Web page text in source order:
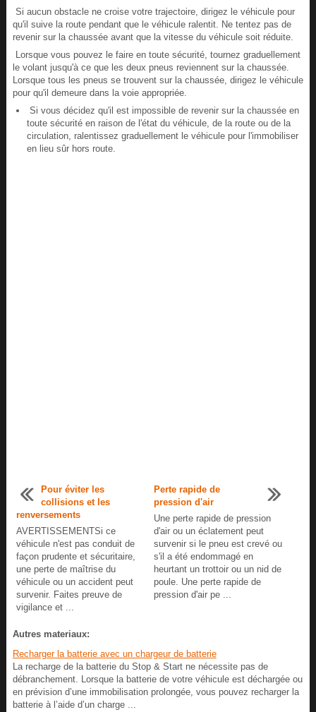
Si aucun obstacle ne croise votre trajectoire, dirigez le véhicule pour
qu'il suive la route pendant que le véhicule ralentit. Ne tentez pas de
revenir sur la chaussée avant que la vitesse du véhicule soit réduite.
Lorsque vous pouvez le faire en toute sécurité, tournez graduellement
le volant jusqu'à ce que les deux pneus reviennent sur la chaussée.
Lorsque tous les pneus se trouvent sur la chaussée, dirigez le véhicule
pour qu'il demeure dans la voie appropriée.
Si vous décidez qu'il est impossible de revenir sur la chaussée en
toute sécurité en raison de l'état du véhicule, de la route ou de la
circulation, ralentissez graduellement le véhicule pour l'immobiliser
en lieu sûr hors route.
Pour éviter les
collisions et les
renversements
AVERTISSEMENTSi ce
véhicule n'est pas conduit de
façon prudente et sécuritaire,
une perte de maîtrise du
véhicule ou un accident peut
survenir. Faites preuve de
vigilance et ...
Perte rapide de
pression d'air
Une perte rapide de pression
d'air ou un éclatement peut
survenir si le pneu est crevé ou
s'il a été endommagé en
heurtant un trottoir ou un nid de
poule. Une perte rapide de
pression d'air pe ...
Autres materiaux:
Recharger la batterie avec un chargeur de batterie
La recharge de la batterie du Stop & Start ne nécessite pas de
débranchement. Lorsque la batterie de votre véhicule est déchargée ou
en prévision d’une immobilisation prolongée, vous pouvez recharger la
batterie à l’aide d’un charge ...